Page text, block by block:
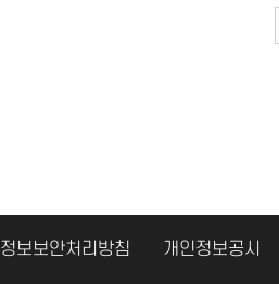
정보보안처리방침 개인정보공시